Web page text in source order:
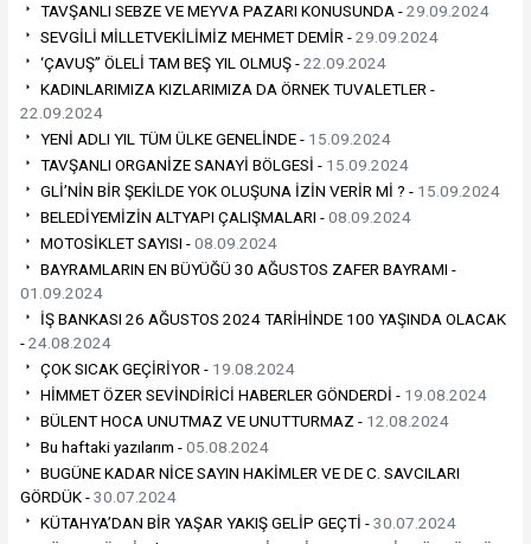
TAVŞANLI SEBZE VE MEYVA PAZARI KONUSUNDA -29.09.2024
SEVGİLİ MİLLETVEKİLİMİZ MEHMET DEMİR -29.09.2024
‘ÇAVUŞ” ÖLELİ TAM BEŞ YIL OLMUŞ -22.09.2024
KADINLARIMIZA KIZLARIMIZA DA ÖRNEK TUVALETLER -
22.09.2024
YENİ ADLI YIL TÜM ÜLKE GENELİNDE - 15.09.2024
TAVŞANLI ORGANİZE SANAYİ BÖLGESİ - 15.09.2024
GLİ’NİN BİR ŞEKİLDE YOK OLUŞUNA İZİN VERİR Mİ ? - 15.09.2024
BELEDİYEMİZİN ALTYAPI ÇALIŞMALARI -08.09.2024
MOTOSİKLET SAYISI -08.09.2024
BAYRAMLARIN EN BÜYÜĞÜ 30 AĞUSTOS ZAFER BAYRAMI -
01.09.2024
İŞ BANKASI 26 AĞUSTOS 2024 TARİHİNDE 100 YAŞINDA OLACAK
-24.08.2024
ÇOK SICAK GEÇİRİYOR - 19.08.2024
HİMMET ÖZER SEVİNDİRİCİ HABERLER GÖNDERDİ - 19.08.2024
BÜLENT HOCA UNUTMAZ VE UNUTTURMAZ - 12.08.2024
Bu haftaki yazılarım -05.08.2024
BUGÜNE KADAR NİCE SAYIN HAKİMLER VE DE C. SAVCILARI
GÖRDÜK -30.07.2024
KÜTAHYA’DAN BİR YAŞAR YAKIŞ GELİP GEÇTİ -30.07.2024